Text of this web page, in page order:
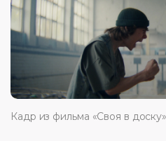
Кадр из фильма «Своя в доску»